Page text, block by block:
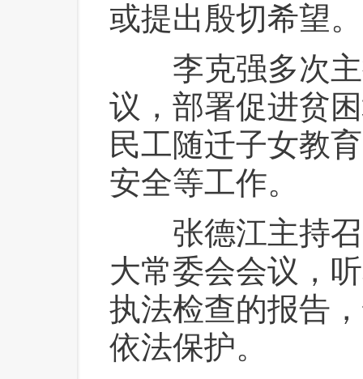
或提出殷切希望。
李克强多次主
议，部署促进贫
民工随迁子女教
安全等工作。
张德江主持召
大常委会会议，
执法检查的报告
依法保护。